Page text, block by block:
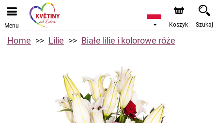
Menu Koszyk Szukaj
Home Lilie Białe lilie i kolorowe róże